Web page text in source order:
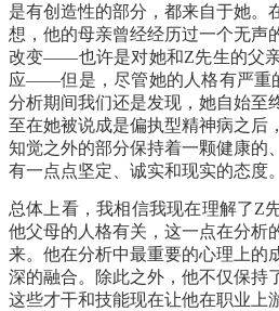
是有创造性的部分，都来自于她。
想，他的母亲曾经经历过一个无声
改变——也许是对她和Z先生的父
应——但是，尽管她的人格有严重
分析期间我们还是发现，她自始至
至在她被说成是偏执型精神病之后
知觉之外的部分保持着一颗健康的
有一点点坚定、诚实和现实的态度。
总体上看，我相信我现在理解了Z
他父母的人格有关，这一点在分析
来。他在分析中最重要的心理上的
深的融合。除此之外，他不仅保持
这些才干和技能现在让他在职业上